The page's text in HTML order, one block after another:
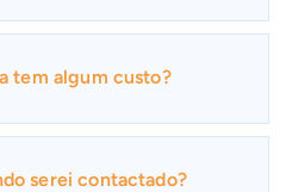
tem algum custo?
serei contactado?